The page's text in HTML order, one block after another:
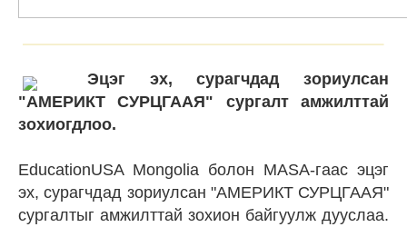
Эцэг эх, сурагчдад зориулсан
"АМЕРИКТ СУРЦГААЯ" сургалт амжилттай
зохиогдлоо.
EducationUSA Mongolia болон MASA-гаас эцэг
эх, сурагчдад зориулсан "АМЕРИКТ СУРЦГААЯ"
сургалтыг амжилттай зохион байгуулж дууслаа.